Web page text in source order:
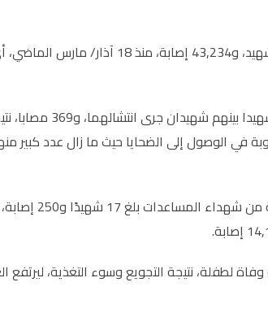
وأفادت مصادر طبية، اليوم الجمعة، بأن من بين الحصيلة 10,300
ووصل إلى مستشفيات قطاع غزة
في الوصول إلى الضحايا حيث ما زال عدد كبير
وقالت إن عدد ما وصل